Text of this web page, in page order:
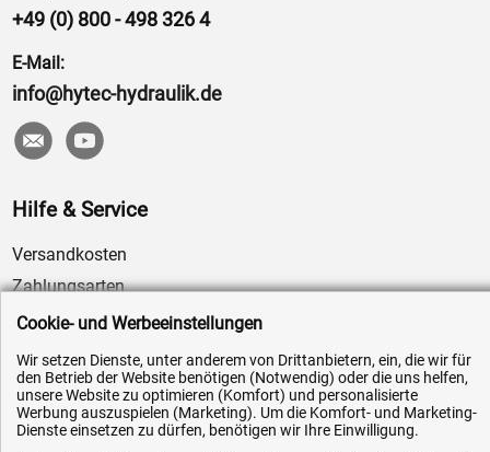
+49 (0) 800 - 498 326 4
E-Mail:
info@hytec-hydraulik.de
Hilfe & Service
Versandkosten
Zahlungsarten
Service
AGB / Widerrufsrecht
Datenschutz
Impressum
Cookie- und Werbeeinstellungen
Wir setzen Dienste, unter anderem von Drittanbietern, ein, die wir für
den Betrieb der Website benötigen (Notwendig) oder die uns helfen,
unsere Website zu optimieren (Komfort) und personalisierte
Werbung auszuspielen (Marketing). Um die Komfort- und Marketing-
Dienste einsetzen zu dürfen, benötigen wir Ihre Einwilligung.